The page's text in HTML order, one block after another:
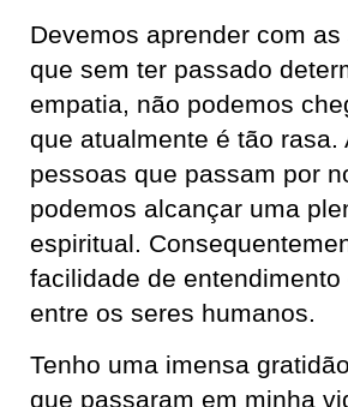
Devemos aprender com
que sem ter passado
empatia, não podemos
que atualmente é tão
pessoas que passam por
podemos alcançar uma
espiritual.
facilidade de
entre os seres humanos.
Tenho uma imensa
que passaram em minha